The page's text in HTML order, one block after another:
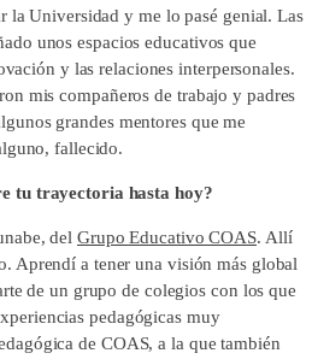
la Universidad y me lo pasé genial. Las
unos espacios educativos que
y las relaciones interpersonales.
mis compañeros de trabajo y padres
grandes mentores que me
fallecido.
tu trayectoria hasta hoy?
del Grupo Educativo COAS. Allí
Aprendí a tener una visión más global
de un grupo de colegios con los que
pedagógicas muy
de COAS, a la que también